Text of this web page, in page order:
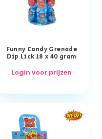
Funny Candy Grenade
Dip Lick 18 x 40 gram
Login voor prijzen